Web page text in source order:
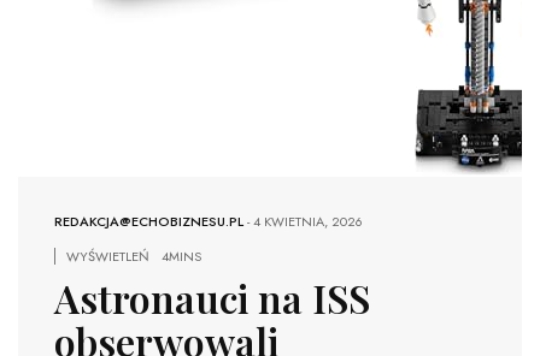
REDAKCJA@ECHOBIZNESU.PL-4 KWIETNIA, 2026
WYŚWIETLEŃ
4MINS
Astronauci na ISS
obserwowali